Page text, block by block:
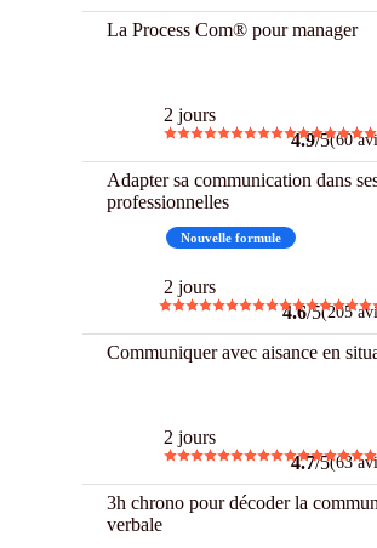
La Process Com® pour manager
2 jours
4.9/5(60
Adapter sa communication dans
professionnelles
Nouvelle formule
2 jours
4.6/5(205
Communiquer avec aisance en
2 jours
4.7/5(63
3h chrono pour décoder la
verbale